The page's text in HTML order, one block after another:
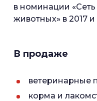
в номинации
животных» в 2017 и
В продаже
ветеринарные
корма и